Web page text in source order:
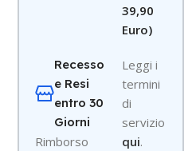
39,90
Euro)
Recesso
e Resi
entro 30
Giorni
Rimborso
Leggi i
termini
di
servizio
qui.